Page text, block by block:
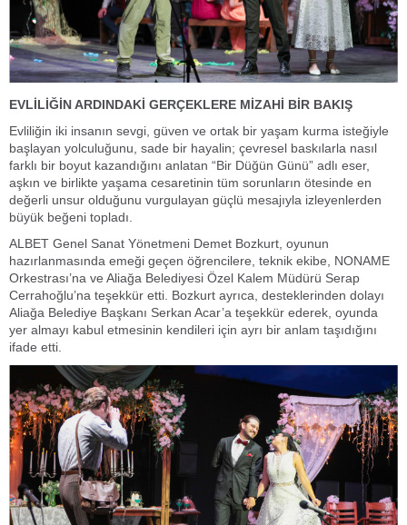
EVLİLİĞİN ARDINDAKİ GERÇEKLERE MİZAHİ BİR BAKIŞ
Evliliğin iki insanın sevgi, güven ve ortak bir yaşam kurma isteğiyle
başlayan yolculuğunu, sade bir hayalin; çevresel baskılarla nasıl
farklı bir boyut kazandığını anlatan “Bir Düğün Günü” adlı eser,
aşkın ve birlikte yaşama cesaretinin tüm sorunların ötesinde en
değerli unsur olduğunu vurgulayan güçlü mesajıyla izleyenlerden
büyük beğeni topladı.
ALBET Genel Sanat Yönetmeni Demet Bozkurt, oyunun
hazırlanmasında emeği geçen öğrencilere, teknik ekibe, NONAME
Orkestrası’na ve Aliağa Belediyesi Özel Kalem Müdürü Serap
Cerrahoğlu’na teşekkür etti. Bozkurt ayrıca, desteklerinden dolayı
Aliağa Belediye Başkanı Serkan Acar’a teşekkür ederek, oyunda
yer almayı kabul etmesinin kendileri için ayrı bir anlam taşıdığını
ifade etti.